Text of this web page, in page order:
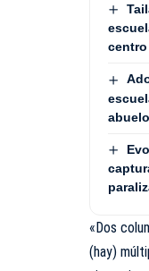
«Dos
(hay)